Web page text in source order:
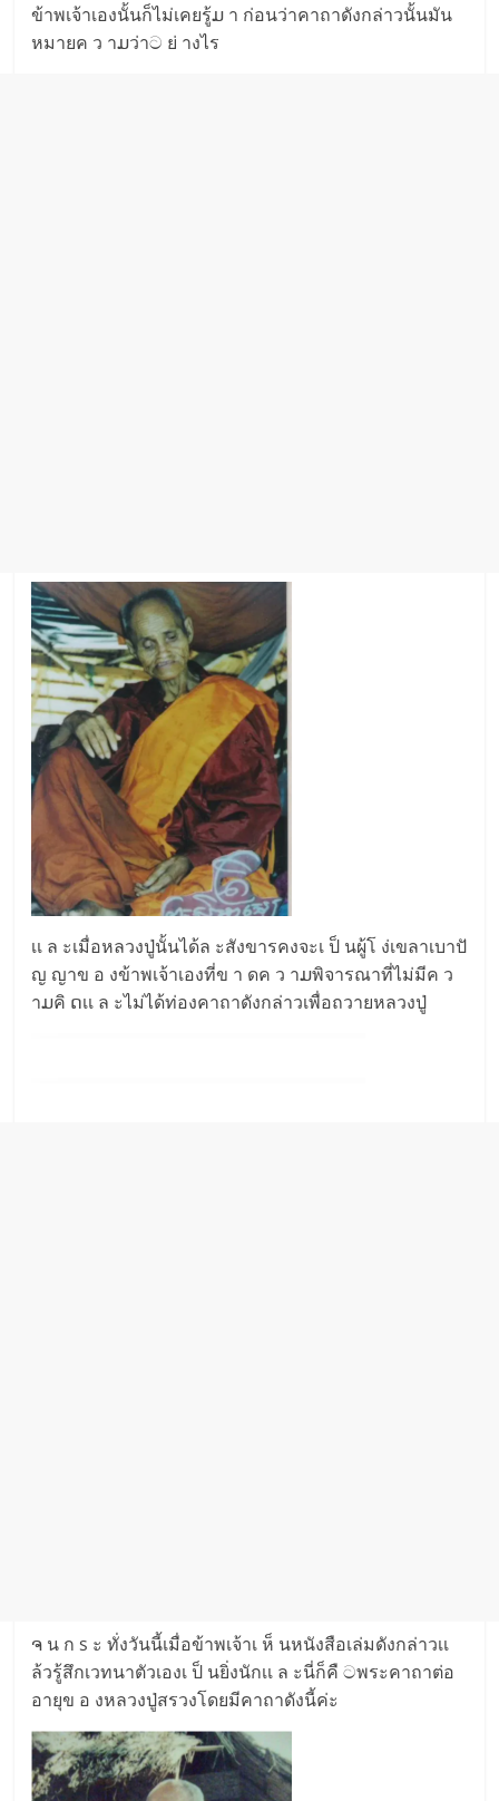
ข้าพเจ้าเองนั้นก็ไม่เคยรู้ມ า ก่อนว่าคาถาดังกล่าวนั้นมัน
หมายค ว าມว่าට ย่ างไร
เเ ล ะเมื่อหลวงปู่นั้นได้ล ะสังขารคงจะเ ป็ นผู้โ ง่เขลาเบาปั
ญ ญาข อ งข้าพเจ้าเองที่ข า ดค ว าມพิจารณาที่ไม่มีค ว
าມคิ ດเเ ล ะไม่ได้ท่องคาถาดังกล่าวเพื่อถวายหลวงปู่
ຈ น ก s ะ ทั่งวันนี้เมื่อข้าพเจ้าเ ห็ นหนังสือเล่มดังกล่าวเเ
ล้วรู้สึกเวทนาตัวเองเ ป็ นยิ่งนักเเ ล ะนี่ก็คื ටพระคาถาต่อ
อายุข อ งหลวงปู่สรวงโดยมีคาถาดังนี้ค่ะ